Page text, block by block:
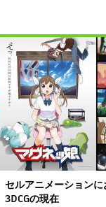
セルアニメーション
3DCGの現在